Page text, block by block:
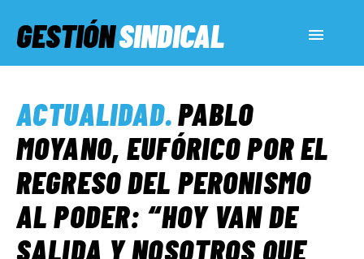
GESTIÓNSINDICAL
SERVICIOS SOCIALES
INFORMES ESPECIALES
FUERA DE MEGÁFONO
ACTUALIDAD.PABLO
MOYANO, EUFÓRICO POR EL
REGRESO DEL PERONISMO
AL PODER: “HOY VAN DE
SALIDA Y NOSOTROS QUE